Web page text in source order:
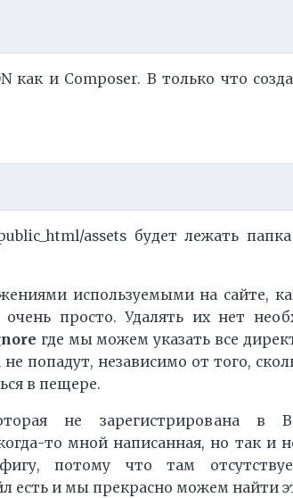
как и Composer. В только что
assets будет лежать
используемыми на сайте,
просто. Удалять их нет
где мы можем указать все
попадут, независимо от того,
в пещере.
не зарегистрирована
то мной написанная, но так и
потому что там
есть и мы прекрасно можем найти